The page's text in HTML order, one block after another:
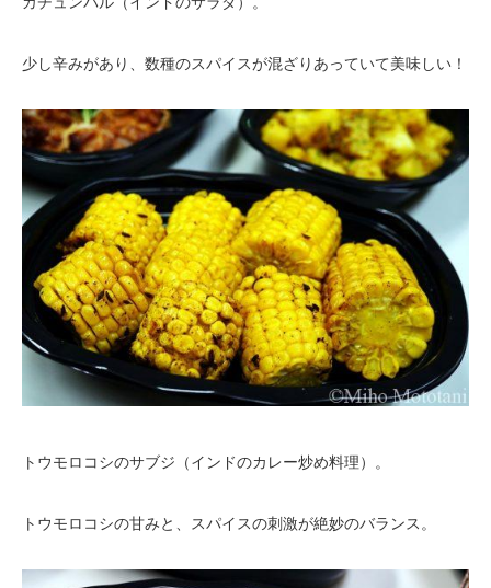
少し辛みがあり、数種のスパイスが混ざりあっていて美味しい！
トウモロコシのサブジ（インドのカレー炒め料理）。
トウモロコシの甘みと、スパイスの刺激が絶妙のバランス。